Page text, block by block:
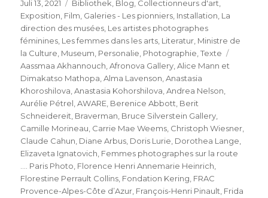
Veröffentlicht
am
Juli 13, 2021 Kategorien
Bibliothek, Blog, Collectionneurs d'art,
Exposition, Film, Galeries - Les pionniers, Installation, La
direction des musées, Les artistes photographes
féminines, Les femmes dans les arts, Literatur, Ministre de
la Culture, Museum, Personalie, Photographie,Texte
Aassmaa Akhannouch,Afronova Gallery,Alice Mann et
Dimakatso Mathopa,Alma Lavenson,Anastasia
Khoroshilova,Anastasia Kohorshilova,Andrea Nelson,
Aurélie Pétrel,AWARE, Berenice Abbott, Berit
Schneidereit, Braverman, Bruce Silverstein Gallery,
Camille Morineau, Carrie Mae Weems, Christoph Wiesner,
Claude Cahun, Diane Arbus, Doris Lurie, Dorothea Lange,
Elizaveta Ignatovich, Femmes photographes sur la route
.... Paris Photo, Florence Henri Annemarie Heinrich,
Florestine Perrault Collins, Fondation Kering, FRAC
Provence-Alpes-Côte d’Azur, François-Henri Pinault, Frida